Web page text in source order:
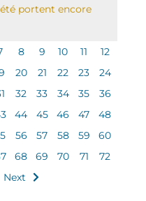
portent encore
8 9 10 11
12
20 21 22 23
24
32 33 34 35
36
44 45 46 47
48
56 57 58 59
60
68 69 70 71
72
Next